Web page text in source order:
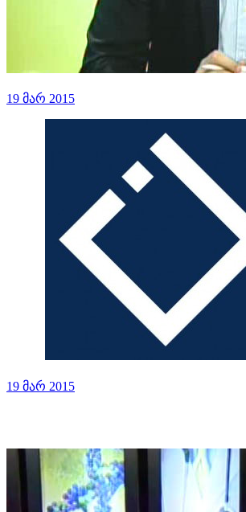
19 მარ 2015
19 მარ 2015